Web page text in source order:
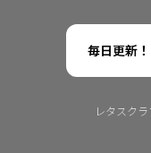
毎日更新
レタスク